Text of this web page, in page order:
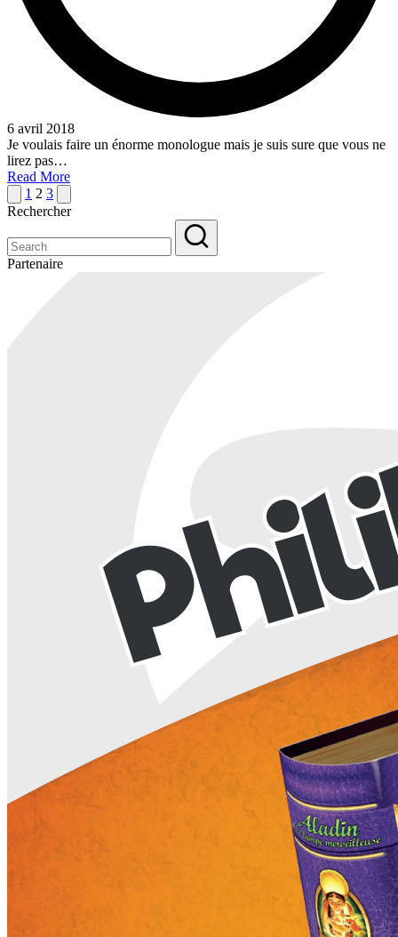
6 avril 2018
Je voulais faire un énorme monologue mais je suis sure que vous ne
lirez pas…
Read More
Pagination
des
publications
Previous
page
1 2 3 Next
page
Rechercher
Partenaire